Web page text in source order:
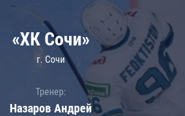
«ХК Сочи»
г. Сочи
Тренер:
Назаров Андрей